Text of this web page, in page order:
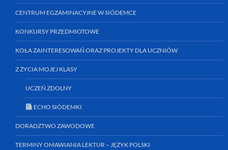
CENTRUM EGZAMINACYJNE W SIÓDEMCE
KONKURSY PRZEDMIOTOWE
KOŁA ZAINTERESOWAŃ ORAZ PROJEKTY DLA UCZNIÓW
Z ŻYCIA MOJEJ KLASY
UCZEŃ ZDOLNY
ECHO SIÓDEMKI
DORADZTWO ZAWODOWE
TERMINY OMAWIANIA LEKTUR – JĘZYK POLSKI